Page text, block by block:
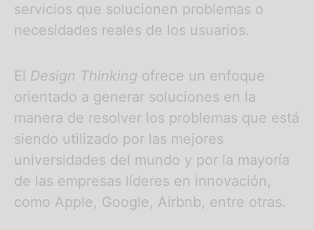
servicios que solucionen problemas o
necesidades reales de los usuarios.
El Design Thinking ofrece un enfoque
orientado a generar soluciones en la
manera de resolver los problemas que está
siendo utilizado por las mejores
universidades del mundo y por la mayoría
de las empresas líderes en innovación,
como Apple, Google, Airbnb, entre otras.